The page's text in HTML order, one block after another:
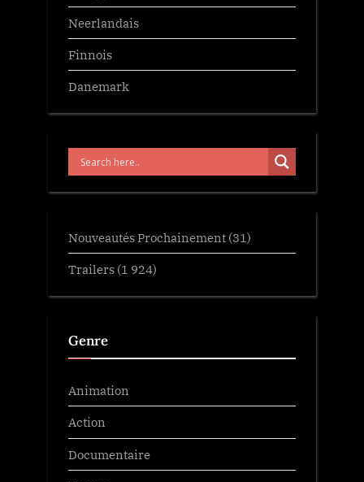
Neerlandais
Finnois
Danemark
Nouveautés Prochainement (31)
Trailers (1 924)
Genre
Animation
Action
Documentaire